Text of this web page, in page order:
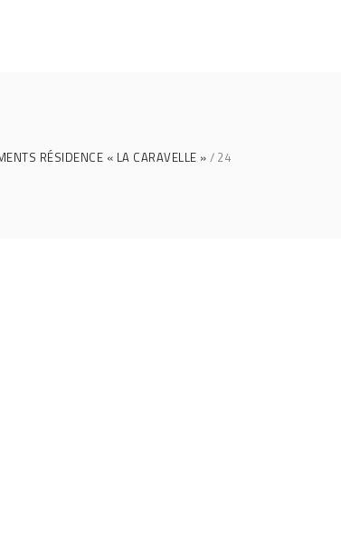
RÉSIDENCE « LA CARAVELLE » 24